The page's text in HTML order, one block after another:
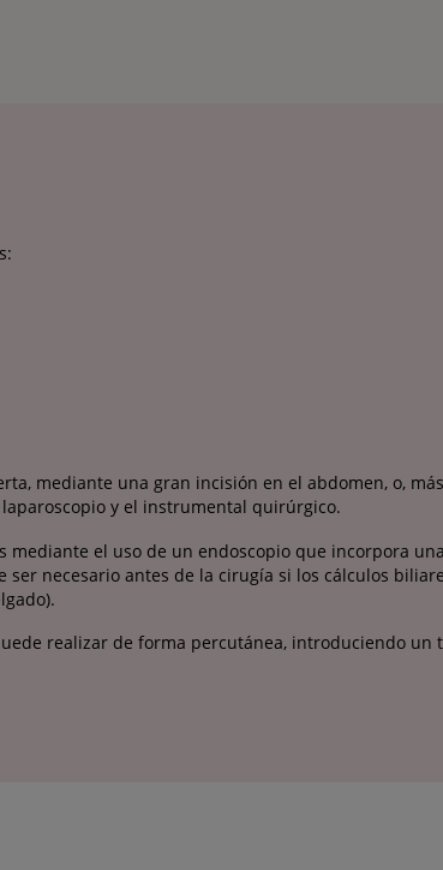
mediante una gran incisión en el abdomen, o,
y el instrumental quirúrgico.
el uso de un endoscopio que incorpora
necesario antes de la cirugía si los cálculos
realizar de forma percutánea, introduciendo un